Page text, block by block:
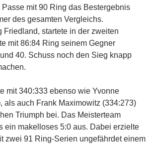
mit 90 Ring das Bestergebnis
des gesamten Vergleichs.
Friedland, startete in der zweiten
mit 86:84 Ring seinem Gegner
40. Schuss noch den Sieg knapp
mit 340:333 ebenso wie Yvonne
als auch Frank Maximowitz (334:273)
Triumph bei. Das Meisterteam
ein makelloses 5:0 aus. Dabei erzielte
zwei 91 Ring-Serien ungefährdet einem